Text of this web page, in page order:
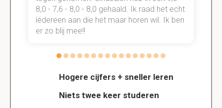
Hogere cijfers + sneller leren
Niets twee keer studeren
8,0 - 7,6 - 8,0 - 8,0 gehaald. Ik raad het echt
íédereen aan die het maar horen wil. Ik ben
er zo blij mee!!